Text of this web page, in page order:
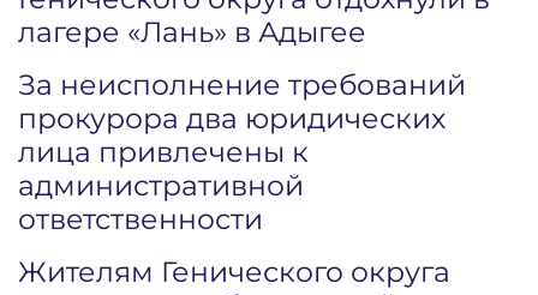
лагере «Лань» в Адыгее
За неисполнение требований
прокурора два юридических
лица привлечены к
административной
ответственности
Жителям Генического округа